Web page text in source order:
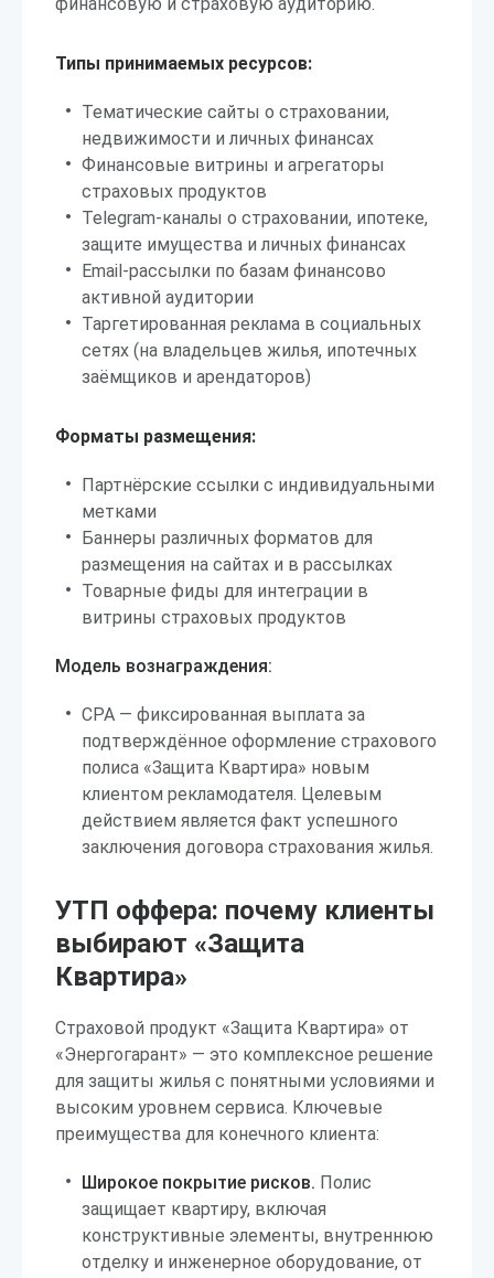
Типы принимаемых ресурсов:
Тематические сайты о страховании,
недвижимости и личных финансах
Финансовые витрины и агрегаторы
страховых продуктов
Telegram-каналы о страховании, ипотеке,
защите имущества и личных финансах
Email-рассылки по базам финансово
активной аудитории
Таргетированная реклама в социальных
сетях (на владельцев жилья, ипотечных
заёмщиков и арендаторов)
Форматы размещения:
Партнёрские ссылки с индивидуальными
метками
Баннеры различных форматов для
размещения на сайтах и в рассылках
Товарные фиды для интеграции в
витрины страховых продуктов
Модель вознаграждения:
CPA — фиксированная выплата за
подтверждённое оформление страхового
полиса «Защита Квартира» новым
клиентом рекламодателя. Целевым
действием является факт успешного
заключения договора страхования жилья.
УТП оффера: почему клиенты
выбирают «Защита
Квартира»
Страховой продукт «Защита Квартира» от
«Энергогарант» — это комплексное решение
для защиты жилья с понятными условиями и
высоким уровнем сервиса. Ключевые
преимущества для конечного клиента:
Широкое покрытие рисков. Полис
защищает квартиру, включая
конструктивные элементы, внутреннюю
отделку и инженерное оборудование, от